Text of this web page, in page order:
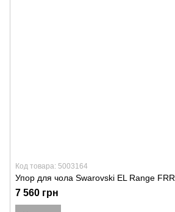
Код товара: 5003164
Упор для чола Swarovski EL Range FRR
7 560 грн